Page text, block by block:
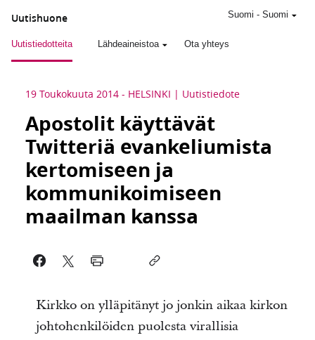
Uutishuone
Uutistiedotteita Lähdeaineistoa Ota yhteys
Suomi - Suomi
19 Toukokuuta 2014 - HELSINKI Uutistiedote
Apostolit käyttävät
Twitteriä evankeliumista
kertomiseen ja
kommunikoimiseen
maailman kanssa
Kirkko on ylläpitänyt jo jonkin aikaa kirkon
johtohenkilöiden puolesta virallisia